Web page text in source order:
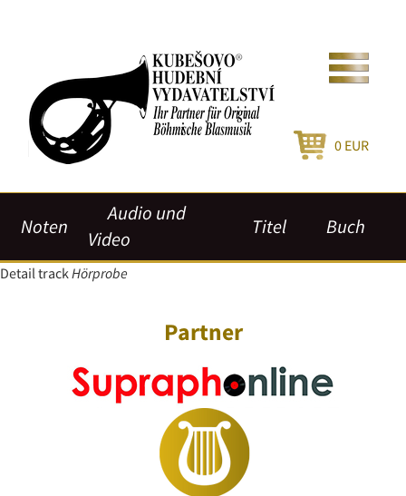
0 EUR
Noten
Audio und
Video
Titel Buch
Detail trackHörprobe
Partner